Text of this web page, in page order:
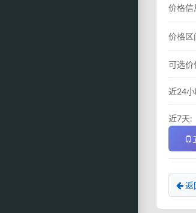
价格信
价格区
可选价
近24
近7天:
返